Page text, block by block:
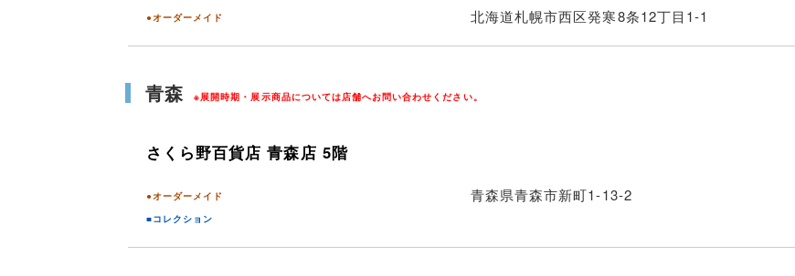
●オーダーメイド 北海道札幌市西区発寒8条12丁目1-1
青森 ※展開時期・展示商品については店舗へお問い合わせください。
さくら野百貨店青森店 5階
●オーダーメイド
■コレクション
青森県青森市新町1-13-2